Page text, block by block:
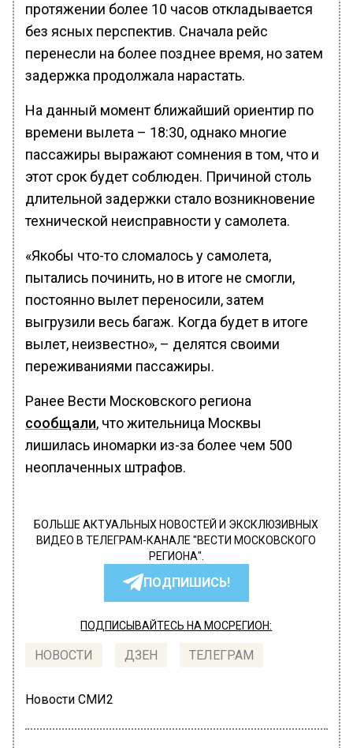
протяжении более 10 часов откладывается
без ясных перспектив. Сначала рейс
перенесли на более позднее время, но затем
задержка продолжала нарастать.
На данный момент ближайший ориентир по
времени вылета – 18:30, однако многие
пассажиры выражают сомнения в том, что и
этот срок будет соблюден. Причиной столь
длительной задержки стало возникновение
технической неисправности у самолета.
«Якобы что-то сломалось у самолета,
пытались починить, но в итоге не смогли,
постоянно вылет переносили, затем
выгрузили весь багаж. Когда будет в итоге
вылет, неизвестно», – делятся своими
переживаниями пассажиры.
Ранее Вести Московского региона
сообщали, что жительница Москвы
лишилась иномарки из-за более чем 500
неоплаченных штрафов.
БОЛЬШЕ АКТУАЛЬНЫХ НОВОСТЕЙ И ЭКСКЛЮЗИВНЫХ
ВИДЕО В ТЕЛЕГРАМ-КАНАЛЕ "ВЕСТИ МОСКОВСКОГО
РЕГИОНА".
ПОДПИШИСЬ!
ПОДПИСЫВАЙТЕСЬ НА МОСРЕГИОН:
НОВОСТИ ДЗЕН ТЕЛЕГРАМ
Новости СМИ2